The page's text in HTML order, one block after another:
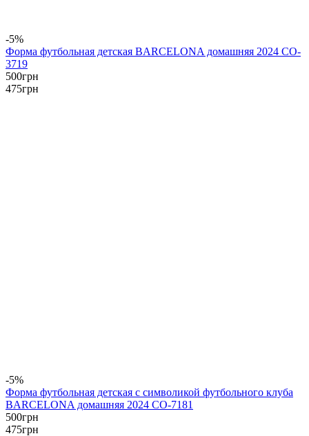
-5%
Форма футбольная детская BARCELONA домашняя 2024 CO-
3719
500грн
475грн
-5%
Форма футбольная детская с символикой футбольного клуба
BARCELONA домашняя 2024 CO-7181
500грн
475грн